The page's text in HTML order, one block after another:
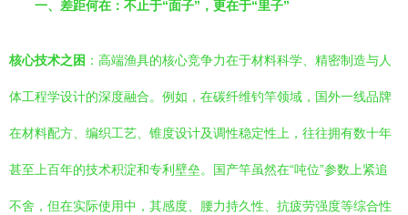
一、差距何在：不止于“面子”，更在于“里子”
核心技术之困 ：高端渔具的核心竞争力在于材料科学、精密制造与人
体工程学设计的深度融合。例如，在碳纤维钓竿领域，国外一线品牌
在材料配方、编织工艺、锥度设计及调性稳定性上，往往拥有数十年
甚至上百年的技术积淀和专利壁垒。国产竿虽然在“吨位”参数上紧追
不舍，但在实际使用中，其感度、腰力持久性、抗疲劳强度等综合性